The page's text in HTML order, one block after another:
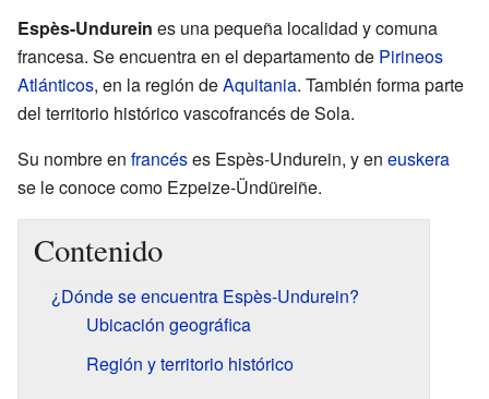
Espès-Undurein es una pequeña localidad y comuna
francesa. Se encuentra en el departamento de Pirineos
Atlánticos, en la región deAquitania. También forma parte
del territorio histórico vascofrancés de Sola.
Su nombre en francéses Espès-Undurein, y en euskera
se le conoce como Ezpeize-Ündüreiñe.
Contenido
¿Dónde se encuentra Espès-Undurein?
Ubicación geográfica
Región y territorio histórico